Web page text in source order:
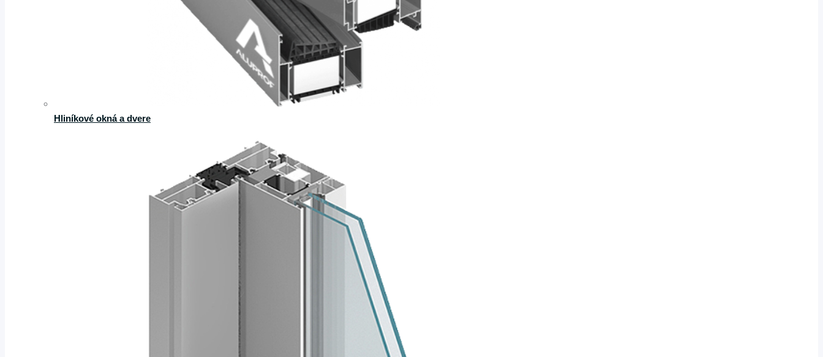
Hliníkové okná a dvere